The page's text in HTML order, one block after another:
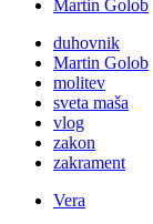
Martin Golob
duhovnik
Martin Golob
molitev
sveta maša
vlog
zakon
zakrament
Vera